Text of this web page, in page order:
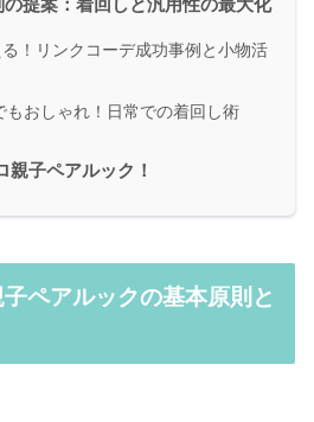
！リンクコーデ成功事例と小物活
もおしゃれ！日常での着回し術
親子ペアルック！
ペアルックの基本原則と